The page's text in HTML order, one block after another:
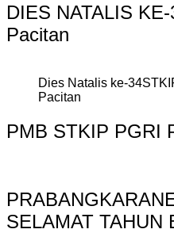
DIES NATALIS
Pacitan
Dies Natalis ke-
Pacitan
PMB STKIP PGRI
SELAMAT TAHUN